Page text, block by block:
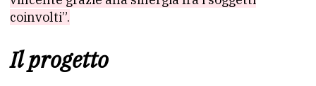
coinvolti”.
Il progetto